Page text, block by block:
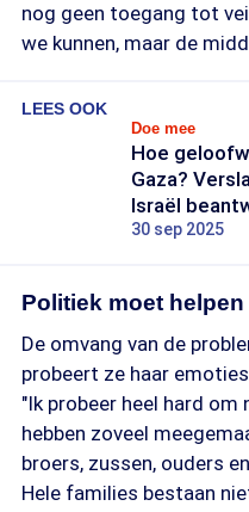
nog geen toegang tot
we kunnen, maar de
LEES OOK
Doe mee
Hoe
Gaza?
Israël
30 sep 2025
Politiek moet helpen
De omvang van de
probeert ze haar
"Ik probeer heel hard om
hebben zoveel
broers, zussen, ouders
Hele families bestaan